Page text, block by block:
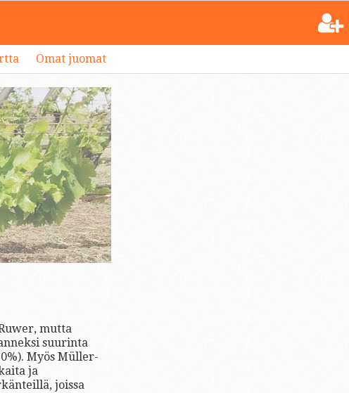
Omat juomat
mutta
suurinta
Myös Müller-
ja
joissa